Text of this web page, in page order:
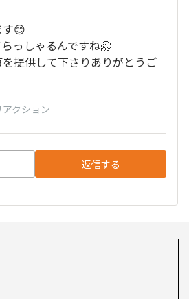
😊
っしゃるんですね🤗
提供して下さりありがとうご
アクション
返信する